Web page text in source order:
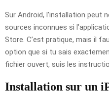
Sur Android, l’installation peut
sources inconnues si
Store. C’est pratique, mais il
option que si tu sais
fichier ouvert, suis les
Installation sur un